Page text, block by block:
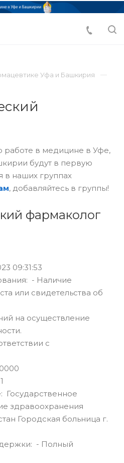
Уфа и Башкирия
работе в медицине в Уфе,
будут в первую
в наших группах
, добавляйтесь в группы!
фармаколог
09:31:53
- Наличие
или свидетельства об
на осуществление
с
Государственное
здравоохранения
Городская больница г.
- Полный